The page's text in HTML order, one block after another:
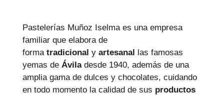
Pastelerías Muñoz Iselma es una empresa
familiar que elabora de
forma tradicional y artesanal las famosas
yemas de Áviladesde 1940, además de una
amplia gama de dulces y chocolates, cuidando
en todo momento la calidad de sus productos